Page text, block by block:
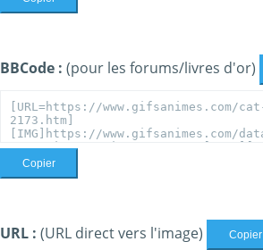
BBCode : (pour les forums/livres d'or)
Copier
URL : (URL direct vers l'image) Copier